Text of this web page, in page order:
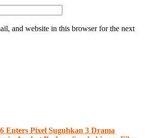
and website in this browser for the next
Enters Pixel Suguhkan 3 Drama